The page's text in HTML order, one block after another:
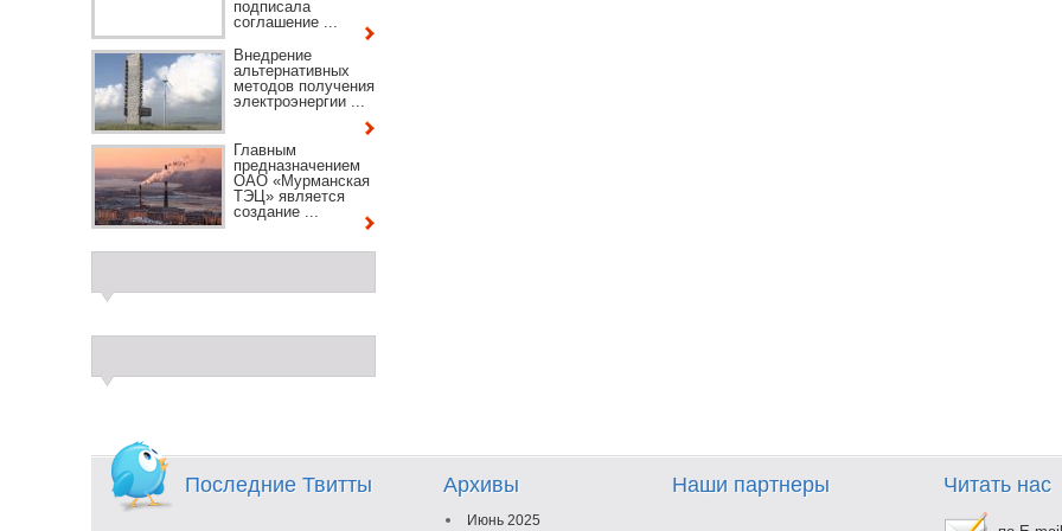
подписала
соглашение ...
Внедрение
альтернативных
методов получения
электроэнергии ...
Главным
предназначением
ОАО «Мурманская
ТЭЦ» является
создание ...
Последние Твитты Архивы
Июнь 2025
Наши партнеры Читать нас